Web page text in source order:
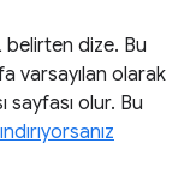
belirten dize. Bu
varsayılan olarak
sayfası olur. Bu